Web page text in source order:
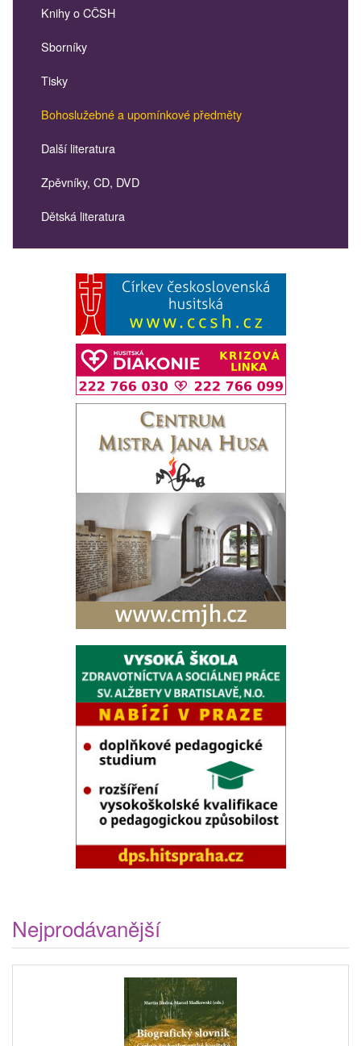
Knihy o CČSH
Sborníky
Tisky
Bohoslužebné a upomínkové předměty
Další literatura
Zpěvníky, CD, DVD
Dětská literatura
Nejprodávanější